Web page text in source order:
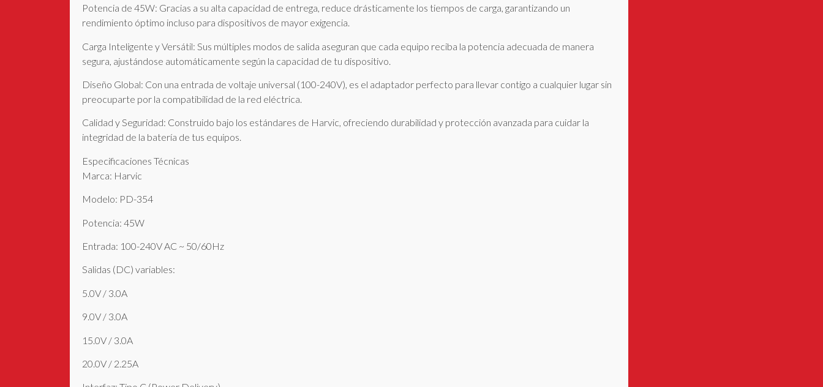
Potencia de 45W: Gracias a su alta capacidad de entrega, reduce drásticamente los tiempos de carga, garantizando un
rendimiento óptimo incluso para dispositivos de mayor exigencia.
Carga Inteligente y Versátil: Sus múltiples modos de salida aseguran que cada equipo reciba la potencia adecuada de manera
segura, ajustándose automáticamente según la capacidad de tu dispositivo.
Diseño Global: Con una entrada de voltaje universal (100-240V), es el adaptador perfecto para llevar contigo a cualquier lugar sin
preocuparte por la compatibilidad de la red eléctrica.
Calidad y Seguridad: Construido bajo los estándares de Harvic, ofreciendo durabilidad y protección avanzada para cuidar la
integridad de la batería de tus equipos.
Especificaciones Técnicas
Marca: Harvic
Modelo: PD-354
Potencia: 45W
Entrada: 100-240V AC ~ 50/60Hz
Salidas (DC) variables:
5.0V / 3.0A
9.0V / 3.0A
15.0V / 3.0A
20.0V / 2.25A